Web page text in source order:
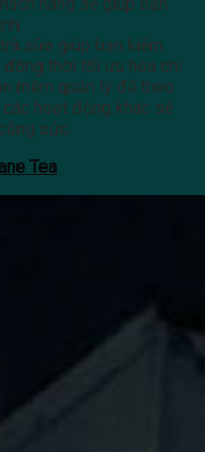
sữa giúp bạn kiểm
thời tối ưu hóa chi
mềm quản lý để theo
hoạt động khác sẽ
sức.
Tea